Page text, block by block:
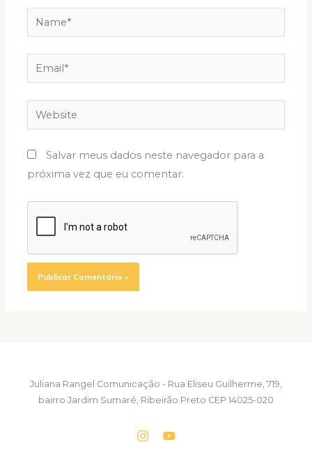
Name*
Email*
Website
Salvar meus dados neste navegador para a
próxima vez que eu comentar.
Juliana Rangel Comunicação - Rua Eliseu Guilherme, 719,
bairro Jardim Sumaré, Ribeirão Preto CEP 14025-020